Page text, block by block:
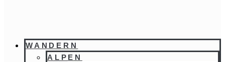
WANDERN
ALPEN